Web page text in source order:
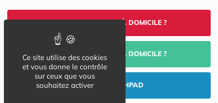
TROUVER UNE AIDE À DOMICILE ?
PORTAGE DE REPAS À DOMICILE ?
INVESTIR EN EHPAD
Ce site utilise des cookies
et vous donne le contrôle
sur ceux que vous
souhaitez activer